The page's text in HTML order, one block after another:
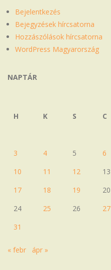
Bejelentkezés
Bejegyzések hírcsatorna
Hozzászólások hírcsatorna
WordPress Magyarország
NAPTÁR
H
K S C
3
4 5 6
10
11 12 13
17
18 19 20
24
25 26 27
31
« febr ápr »